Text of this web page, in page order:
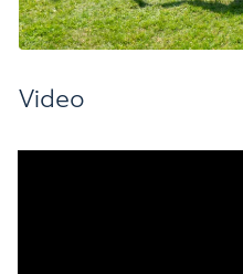
Video